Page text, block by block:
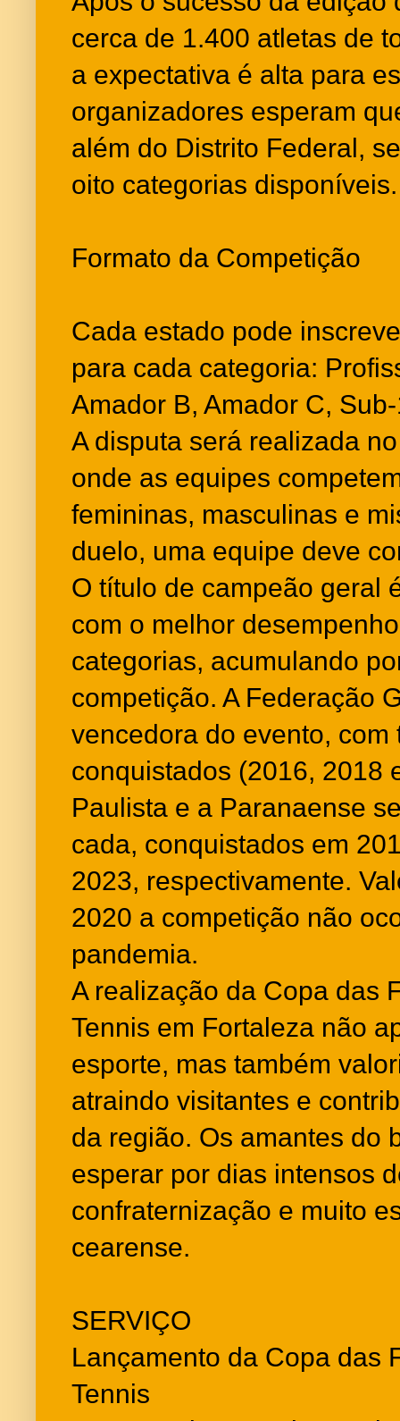
cerca de 1.400 atletas de
a expectativa é alta para
organizadores esperam
além do Distrito Federal,
oito categorias disponíveis.
Formato da Competição
Cada estado pode
para cada categoria:
Amador B, Amador C,
A disputa será realizada
onde as equipes
femininas, masculinas e
duelo, uma equipe deve
O título de campeão geral
com o melhor
categorias, acumulando
competição. A Federação
vencedora do evento, com
conquistados (2016, 2018
Paulista e a Paranaense
cada, conquistados em
2023, respectivamente.
2020 a competição não
pandemia.
A realização da Copa das
Tennis em Fortaleza não
esporte, mas também
atraindo visitantes e
da região. Os amantes do
esperar por dias intensos
confraternização e muito
cearense.
SERVIÇO
Lançamento da Copa das
Tennis